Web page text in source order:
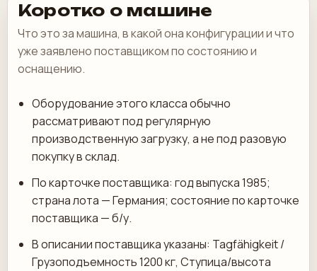
Коротко о машине
Что это за машина, в какой она конфигурации и что
уже заявлено поставщиком по состоянию и
оснащению.
Оборудование этого класса обычно
рассматривают под регулярную
производственную загрузку, а не под разовую
покупку в склад.
По карточке поставщика: год выпуска 1985;
страна лота — Германия; состояние по карточке
поставщика — б/у.
В описании поставщика указаны: Tagfähigkeit /
Грузоподъемность 1200 кг, Ступица/высота